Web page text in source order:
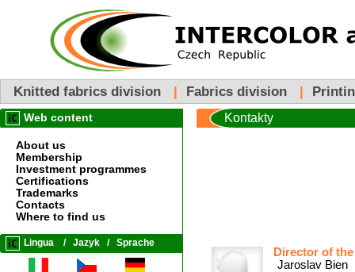
Knitted fabrics division | Fabrics division |
Kontakty
Director of
Jaroslav Bien
Web content
About us
Membership
Investment programmes
Certifications
Trademarks
Contacts
Where to find us
Lingua / Jazyk / Sprache